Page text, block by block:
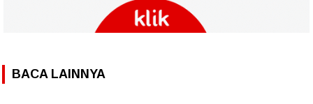
BACA LAINNYA